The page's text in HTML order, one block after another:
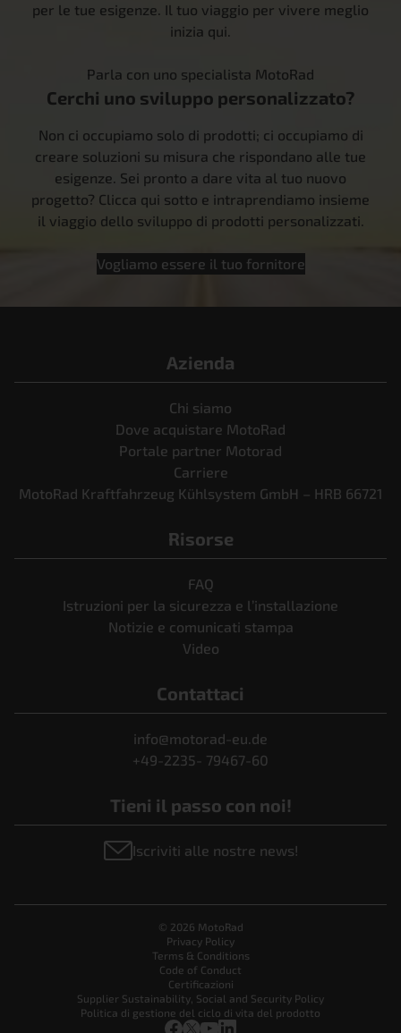
per le tue esigenze. Il tuo viaggio per vivere meglio
inizia qui.
Parla con uno specialista MotoRad
Cerchi uno sviluppo personalizzato?
Non ci occupiamo solo di prodotti; ci occupiamo di
creare soluzioni su misura che rispondano alle tue
esigenze. Sei pronto a dare vita al tuo nuovo
progetto? Clicca qui sotto e intraprendiamo insieme
il viaggio dello sviluppo di prodotti personalizzati.
Vogliamo essere il tuo fornitore
Azienda
Chi siamo
Dove acquistare MotoRad
Portale partner Motorad
Carriere
MotoRad Kraftfahrzeug Kühlsystem GmbH – HRB 66721
Risorse
FAQ
Istruzioni per la sicurezza e l’installazione
Notizie e comunicati stampa
Video
Contattaci
info@motorad-eu.de
+49-2235- 79467-60
Tieni il passo con noi!
Iscriviti alle nostre news!
© 2026 MotoRad
Privacy Policy
Terms & Conditions
Code of Conduct
Certificazioni
Supplier Sustainability, Social and Security Policy
Politica di gestione del ciclo di vita del prodotto